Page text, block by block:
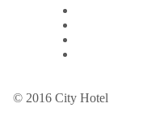
© 2016 City Hotel